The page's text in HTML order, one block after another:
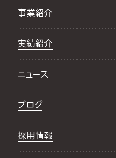
事業紹介
実績紹介
ニュース
ブログ
採用情報